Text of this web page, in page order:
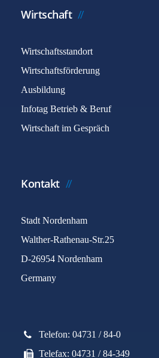
Wirtschaft
Wirtschaftsstandort
Wirtschaftsförderung
Ausbildung
Infotag Betrieb & Beruf
Wirtschaft im Gespräch
Kontakt
Stadt Nordenham
Walther-Rathenau-Str.25
D-26954 Nordenham
Germany
Telefon: 04731 / 84-0
Telefax: 04731 / 84-349